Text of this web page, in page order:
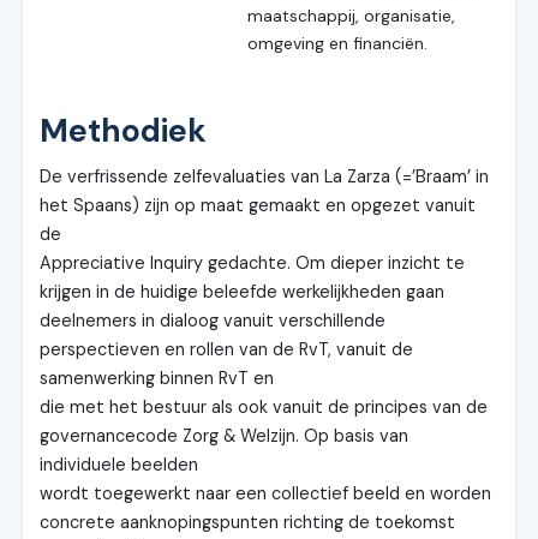
maatschappij, organisatie,
omgeving en financiën.
Methodiek
De verfrissende zelfevaluaties van La Zarza (=’Braam’ in
het Spaans) zijn op maat gemaakt en opgezet vanuit
de
Appreciative Inquiry gedachte. Om dieper inzicht te
krijgen in de huidige beleefde werkelijkheden gaan
deelnemers in dialoog vanuit verschillende
perspectieven en rollen van de RvT, vanuit de
samenwerking binnen RvT en
die met het bestuur als ook vanuit de principes van de
governancecode Zorg & Welzijn. Op basis van
individuele beelden
wordt toegewerkt naar een collectief beeld en worden
concrete aanknopingspunten richting de toekomst